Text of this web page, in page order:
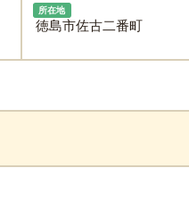
所在地
徳島市佐古二番町